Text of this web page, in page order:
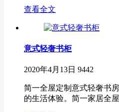
查看全文
意式轻奢书柜
2020年4月13日 9442
简一全屋定制意式轻奢书
的生活体验。简一家居全